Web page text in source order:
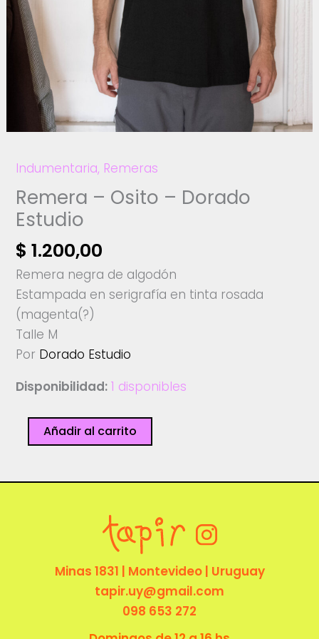
Indumentaria, Remeras
Remera – Osito – Dorado
Estudio
$ 1.200,00
Remera negra de algodón
Estampada en serigrafía en tinta rosada
(magenta(?)
Talle M
Por Dorado Estudio
Disponibilidad: 1 disponibles
Remera
-
Añadir al carrito
Minas 1831 | Montevideo | Uruguay
tapir.uy@gmail.com
098 653 272